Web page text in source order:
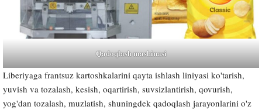
Qadoqlash mashinasi
Liberiyaga frantsuz kartoshkalarini qayta ishlash liniyasi ko'tarish,
yuvish va tozalash, kesish, oqartirish, suvsizlantirish, qovurish,
yog'dan tozalash, muzlatish, shuningdek qadoqlash jarayonlarini o'z